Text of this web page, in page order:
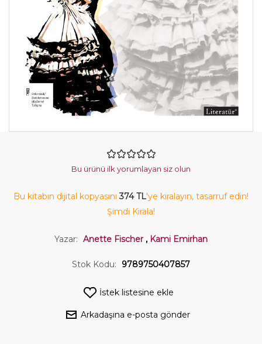
Bu ürünü ilk yorumlayan siz olun
Bu kitabın dijital kopyasını374 TL'ye kiralayın, tasarruf edin!
Şimdi Kirala!
Yazar: Anette Fischer , Kami Emirhan
Stok Kodu: 9789750407857
İstek listesine ekle
Arkadaşına e-posta gönder